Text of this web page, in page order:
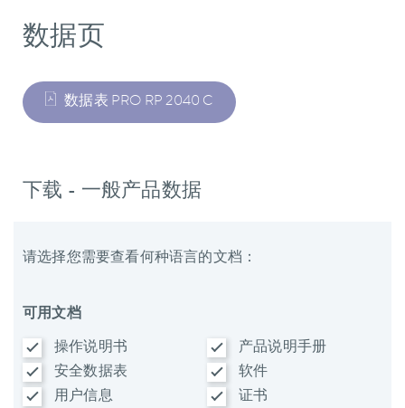
数据页
数据表 PRO RP 2040 C
下载 - 一般产品数据
请选择您需要查看何种语言的文档：
可用文档
操作说明书
产品说明手册
安全数据表
软件
用户信息
证书